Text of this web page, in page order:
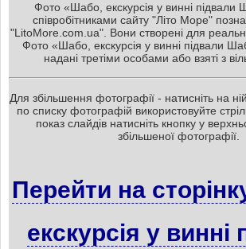
Фото «Шабо, екскурсія у винні підвали
співробітниками сайту "Літо Море"
"LitoMore.com.ua". Вони створені для
Фото «Шабо, екскурсія у винні підвали
надані третіми особами або взяті з
Для збільшення фотографії - натисніть на
по списку фотографій використовуйте
показ слайдів натисніть кнопку у
збільшеної фотографії.
Перейти на
екскурсія у винні